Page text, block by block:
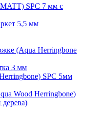
SPC 7 мм с
5,5 мм
(Aqua Herringbone
3 мм
SPC 5мм
Wood Herringbone)